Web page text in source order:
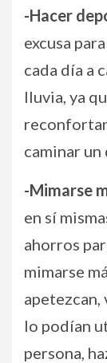
-Hacer
excusa
cada día a
lluvia, ya
caminar
-Mimarse
en sí
ahorros
mimarse
apetezcan,
lo podían
persona,